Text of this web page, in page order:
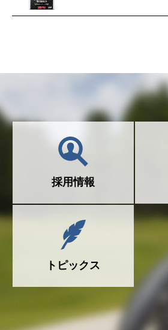
採用情報
トピックス